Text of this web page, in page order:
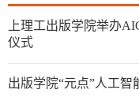
上理工出版学院举办
仪式
出版学院“元点”人工智